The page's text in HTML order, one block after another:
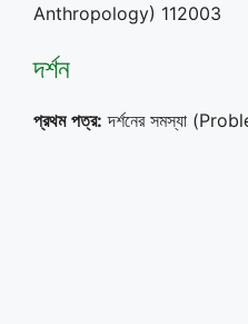
Anthropology) 112003
দর্শন
প্রথম পত্র: দর্শনের সমস্যা